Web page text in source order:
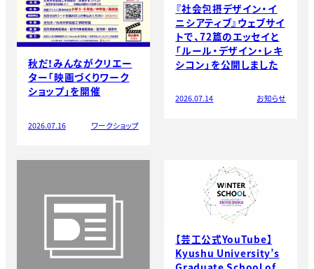
秋だ！みんながクリエー
ター「映画づくりワーク
ショップ」を開催
2026.07.16 ワークショップ
『社会包摂デザイン・イ
ニシアティブ』ウェブサイ
トで、72篇のエッセイと
「ルール・デザイン・レキ
シコン」を公開しました
2026.07.14 お知らせ
【芸工公式YouTube】
Kyushu University’s